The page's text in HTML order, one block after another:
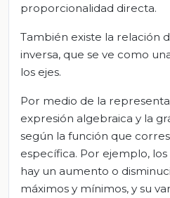
proporcionalidad directa.
También existe la relación
inversa, que se ve como
los ejes.
Por medio de la
expresión algebraica y la
según la función que
específica. Por ejemplo,
hay un aumento o
máximos y mínimos, y su